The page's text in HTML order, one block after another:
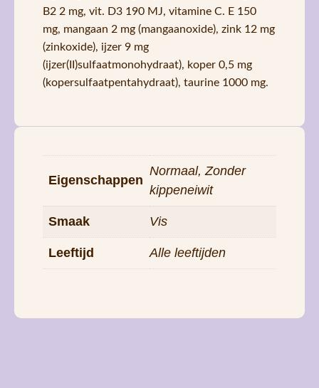
B2 2 mg, vit. D3 190 MJ, vitamine C. E 150
mg, mangaan 2 mg (mangaanoxide), zink 12 mg
(zinkoxide), ijzer 9 mg
(ijzer(II)sulfaatmonohydraat), koper 0,5 mg
(kopersulfaatpentahydraat), taurine 1000 mg.
Eigenschappen
Normaal, Zonder
kippeneiwit
Smaak Vis
Leeftijd Alle leeftijden